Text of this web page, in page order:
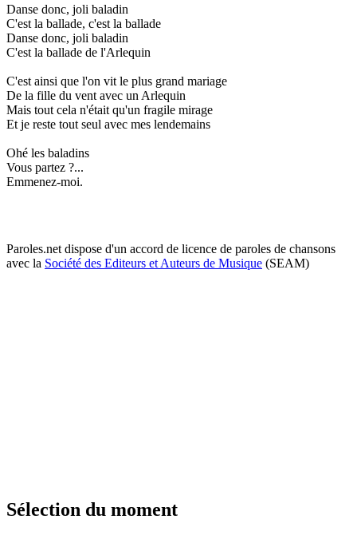
Danse donc, joli baladin
C'est la ballade, c'est la ballade
Danse donc, joli baladin
C'est la ballade de l'Arlequin
C'est ainsi que l'on vit le plus grand mariage
De la fille du vent avec un Arlequin
Mais tout cela n'était qu'un fragile mirage
Et je reste tout seul avec mes lendemains
Ohé les baladins
Vous partez ?...
Emmenez-moi.
Paroles.net dispose d'un accord de licence de paroles de chansons
avec la Société des Editeurs et Auteurs de Musique (SEAM)
Sélection du moment